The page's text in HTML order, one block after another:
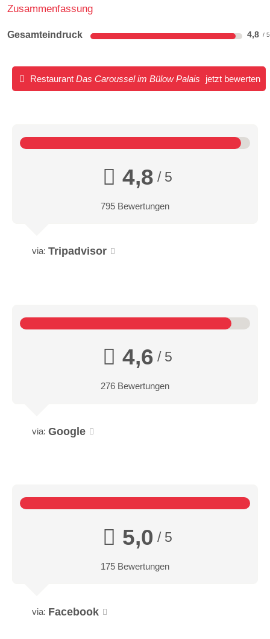
Zusammenfassung
Gesamteindruck 4,8
Restaurant Das Caroussel im Bülow Palais jetzt bewerten
4,8 / 5
795 Bewertungen
via: Tripadvisor
4,6 / 5
276 Bewertungen
via: Google
5,0 / 5
175 Bewertungen
via: Facebook